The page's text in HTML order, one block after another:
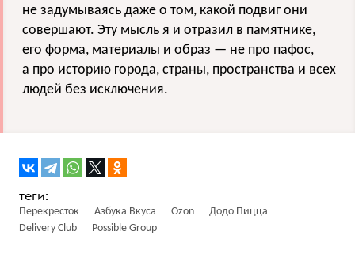
не задумываясь даже о том, какой подвиг они
совершают. Эту мысль я и отразил в памятнике,
его форма, материалы и образ — не про пафос,
а про историю города, страны, пространства и всех
людей без исключения.
Перекресток Азбука Вкуса Ozon
Додо Пицца
Delivery Club
Possible Group